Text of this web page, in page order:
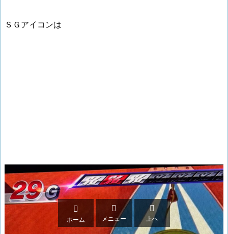
ＳＧアイコンは

ホーム

メニュー

上へ